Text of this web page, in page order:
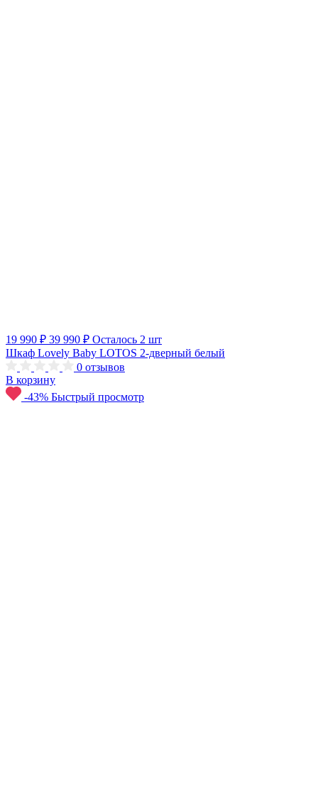
19 990 ₽ 39 990 ₽ Осталось 2 шт
Шкаф Lovely Baby LOTOS 2-дверный белый
0 отзывов
В корзину
-43% Быстрый просмотр